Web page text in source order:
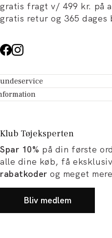
gratis fragt v/ 499 kr. på
gratis retur og 365 dages
- Hjælpecenter
dit køb
Tøjeksperten
og artikler
og karriere
Klub Tøjeksperten
Spar 10% på din første
alle dine køb, få
rabatkoder og meget
Bliv medlem